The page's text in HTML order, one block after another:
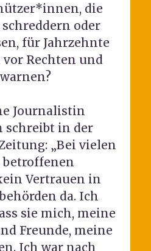
die
oder
für Jahrzehnte
Rechten und
Journalistin
schreibt in der
„Bei vielen
betroffenen
Vertrauen in
da. Ich
sie mich, meine
Freunde, meine
Ich war nach